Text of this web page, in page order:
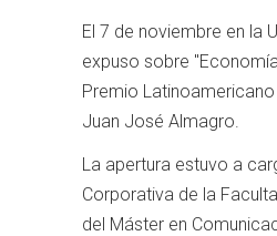
El 7 de noviembre en la
expuso sobre
Premio
Juan José Almagro.
La apertura estuvo a
Corporativa de la
del Máster en